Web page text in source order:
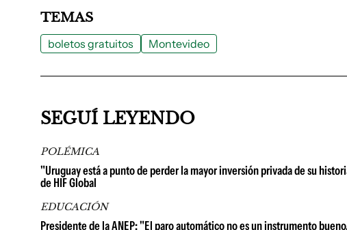
TEMAS
boletos gratuitos Montevideo
SEGUÍ LEYENDO
POLÉMICA
"Uruguay está a punto de perder la mayor inversión privada de su
de HIF Global
EDUCACIÓN
Presidente de la ANEP: "El paro automático no es un instrumento